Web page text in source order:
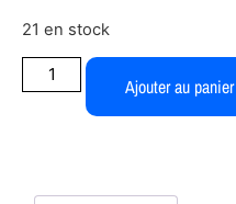
21 en stock
Ajouter au panier